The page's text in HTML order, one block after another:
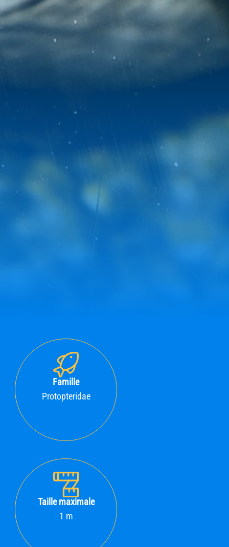
Famille
Protopteridae
Taille maximale
1 m